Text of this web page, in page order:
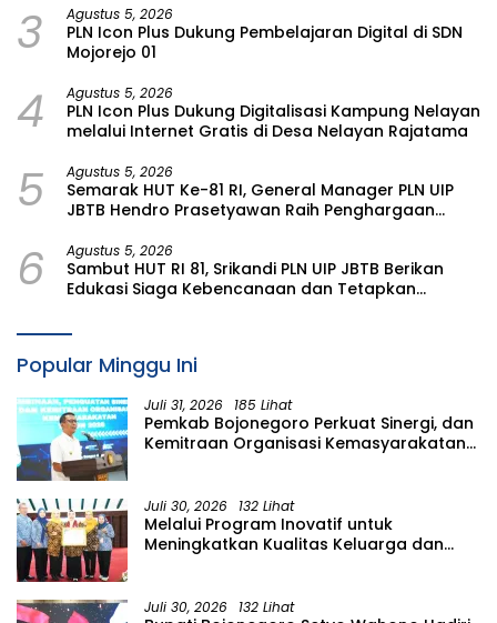
3 Agustus 5, 2026
PLN Icon Plus Dukung Pembelajaran Digital di SDN
Mojorejo 01
4 Agustus 5, 2026
PLN Icon Plus Dukung Digitalisasi Kampung Nelayan
melalui Internet Gratis di Desa Nelayan Rajatama
5 Agustus 5, 2026
Semarak HUT Ke-81 RI, General Manager PLN UIP
JBTB Hendro Prasetyawan Raih Penghargaan
6 Agustus 5, 2026
Sambut HUT RI 81, Srikandi PLN UIP JBTB Berikan
Edukasi Siaga Kebencanaan dan Tetapkan
Kampung Aren Simacan Banyuwangi
Popular Minggu Ini
Juli 31, 2026 185 Lihat
Pemkab Bojonegoro Perkuat Sinergi, dan
Kemitraan Organisasi Kemasyarakatan
Juli 30, 2026 132 Lihat
Melalui Program Inovatif untuk
Meningkatkan Kualitas Keluarga dan
Juli 30, 2026 132 Lihat